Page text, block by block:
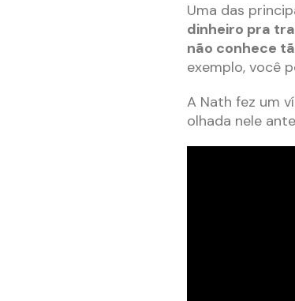
Uma das
dinheiro pra
não conhece
exemplo, você
A Nath fez um
olhada nele